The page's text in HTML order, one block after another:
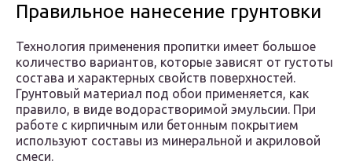
Правильное нанесение грунтовки
Технология применения пропитки имеет большое
количество вариантов, которые зависят от густоты
состава и характерных свойств поверхностей.
Грунтовый материал под обои применяется, как
правило, в виде водорастворимой эмульсии. При
работе с кирпичным или бетонным покрытием
используют составы из минеральной и акриловой
смеси.